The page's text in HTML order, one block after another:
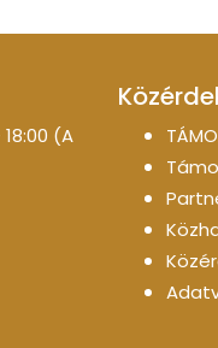
18:00 (A